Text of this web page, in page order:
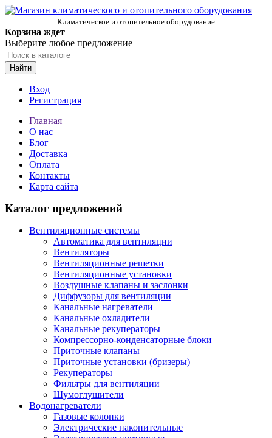
Климатическое и отопительное оборудование
Корзина ждет
Выберите любое предложение
Найти
Вход
Регистрация
Главная
О нас
Блог
Доставка
Оплата
Контакты
Карта сайта
Каталог предложений
Вентиляционные системы
Автоматика для вентиляции
Вентиляторы
Вентиляционные решетки
Вентиляционные установки
Воздушные клапаны и заслонки
Диффузоры для вентиляции
Канальные нагреватели
Канальные охладители
Канальные рекуператоры
Компрессорно-конденсаторные блоки
Приточные клапаны
Приточные установки (бризеры)
Рекуператоры
Фильтры для вентиляции
Шумоглушители
Водонагреватели
Газовые колонки
Электрические накопительные